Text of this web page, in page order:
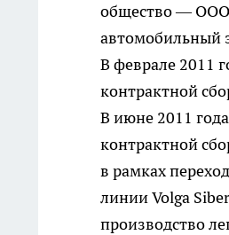
общество — ООО
автомобильный
В феврале 2011
контрактной
В июне 2011
контрактной
в рамках
линии Volga
производство